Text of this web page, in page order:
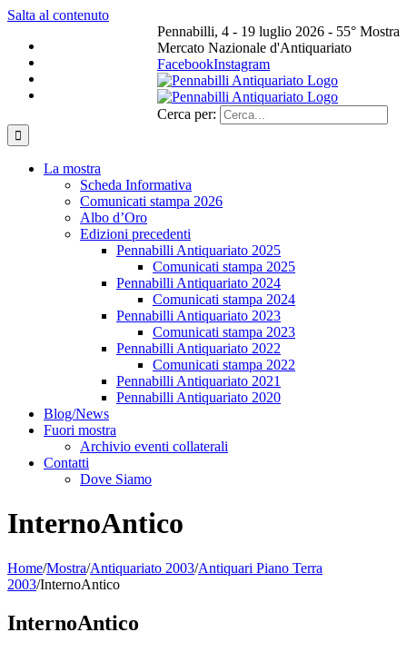
Salta al contenuto
Pennabilli, 4 - 19 luglio 2026 - 55° Mostra
Mercato Nazionale d'Antiquariato
FacebookInstagram
Cerca per:
La mostra
Scheda Informativa
Comunicati stampa 2026
Albo d’Oro
Edizioni precedenti
Pennabilli Antiquariato 2025
Comunicati stampa 2025
Pennabilli Antiquariato 2024
Comunicati stampa 2024
Pennabilli Antiquariato 2023
Comunicati stampa 2023
Pennabilli Antiquariato 2022
Comunicati stampa 2022
Pennabilli Antiquariato 2021
Pennabilli Antiquariato 2020
Blog/News
Fuori mostra
Archivio eventi collaterali
Contatti
Dove Siamo
InternoAntico
Home/Mostra/Antiquariato 2003/Antiquari Piano Terra
2003/InternoAntico
InternoAntico